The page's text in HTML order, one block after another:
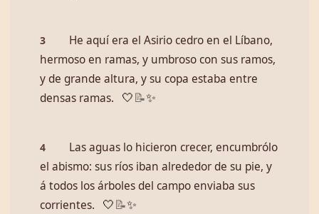
3
He aquí era el Asirio cedro en el Líbano,
hermoso en ramas, y umbroso con sus ramos,
y de grande altura, y su copa estaba entre
densas ramas.
🤍 📝✨
4
Las aguas lo hicieron crecer, encumbrólo
el abismo: sus ríos iban alrededor de su pie, y
á todos los árboles del campo enviaba sus
corrientes.
🤍 📝✨